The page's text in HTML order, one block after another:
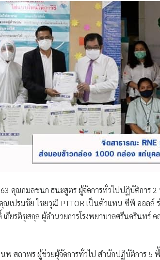
คุณกมลชนก ธนะสูตร ผู้จัดการทั่วไปปฏิบัติการ
ณเปรมชัย ไชยวุฒิ PTTOR เป็นตัวแทน ซีพี ออลล์
เกียรติชูสกุล ผู้อำนวยการโรงพยาบาลศรีนครินท
พ สถาพร ผู้ช่วยผู้จัดการทั่วไป สำนักปฏิบัติการ 5